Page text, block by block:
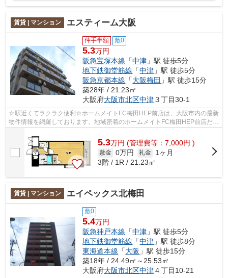
賃貸 | マンション エスティーム大阪
仲手半額 敷0
5.3万円
阪急宝塚本線 「中津 」駅 徒歩5分
地下鉄御堂筋線 「中津 」駅 徒歩5分
阪急京都本線 「大阪梅田 」駅 徒歩15分
築28年 / 21.23㎡
大阪府大阪市北区中津３丁目30-1
☆駅近くてラクラク便利☆ホームメイトFC梅田HEP前店は、大阪市内の最新
物件情報を網羅しております。地域密着のホームメイトFC梅田HEP前店だか
らできるお部屋探し品質であなたの理想の...
5.3万円 (管理費等：7,000円 )
敷金 0万円 礼金
1ヶ月
3階 / 1R / 21.23㎡
賃貸 | マンション エイペックス北梅田
敷0
5.4万円
阪急神戸本線 「中津 」駅 徒歩5分
地下鉄御堂筋線 「中津 」駅 徒歩8分
東海道本線 「大阪 」駅 徒歩15分
築18年 / 24.49㎡～25.53㎡
大阪府大阪市北区中津４丁目10-21